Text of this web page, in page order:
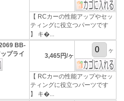
【 RCカーの性能アップやセッ
ティングに役立つパーツです
】 キ�...
BB-
プライ
3,465円/ヶ
ヶ
【 RCカーの性能アップやセッ
ティングに役立つパーツです
】 キ�...